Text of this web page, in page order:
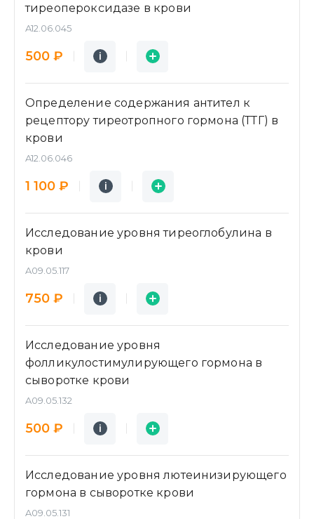
тиреопероксидазе в крови
A12.06.045
500 ₽ i
Подробнее
i
Заявка
Определение содержания антител к
рецептору тиреотропного гормона (ТТГ) в
крови
A12.06.046
1 100 ₽ i
Подробнее
i
Заявка
Исследование уровня тиреоглобулина в
крови
A09.05.117
750 ₽ i
Подробнее
i
Заявка
Исследование уровня
фолликулостимулирующего гормона в
сыворотке крови
A09.05.132
500 ₽ i
Подробнее
i
Заявка
Исследование уровня лютеинизирующего
гормона в сыворотке крови
A09.05.131